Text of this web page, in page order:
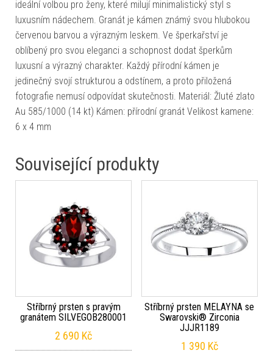
ideální volbou pro ženy, které milují minimalistický styl s
luxusním nádechem. Granát je kámen známý svou hlubokou
červenou barvou a výrazným leskem. Ve šperkařství je
oblíbený pro svou eleganci a schopnost dodat šperkům
luxusní a výrazný charakter. Každý přírodní kámen je
jedinečný svojí strukturou a odstínem, a proto přiložená
fotografie nemusí odpovídat skutečnosti. Materiál: Žluté zlato
Au 585/1000 (14 kt) Kámen: přírodní granát Velikost kamene:
6 x 4 mm
Související produkty
Stříbrný prsten s pravým
granátem SILVEGOB280001
2 690 Kč
Stříbrný prsten MELAYNA se
Swarovski® Zirconia
JJJR1189
1 390 Kč